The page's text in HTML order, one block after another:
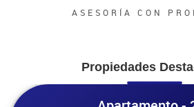
ASESORÍA CON
Propiedades